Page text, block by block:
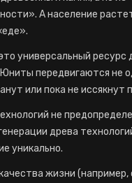
А население
универсальный ресурс
передвигаются не
или пока не иссякнут
не
древа
уникально.
жизни (например,